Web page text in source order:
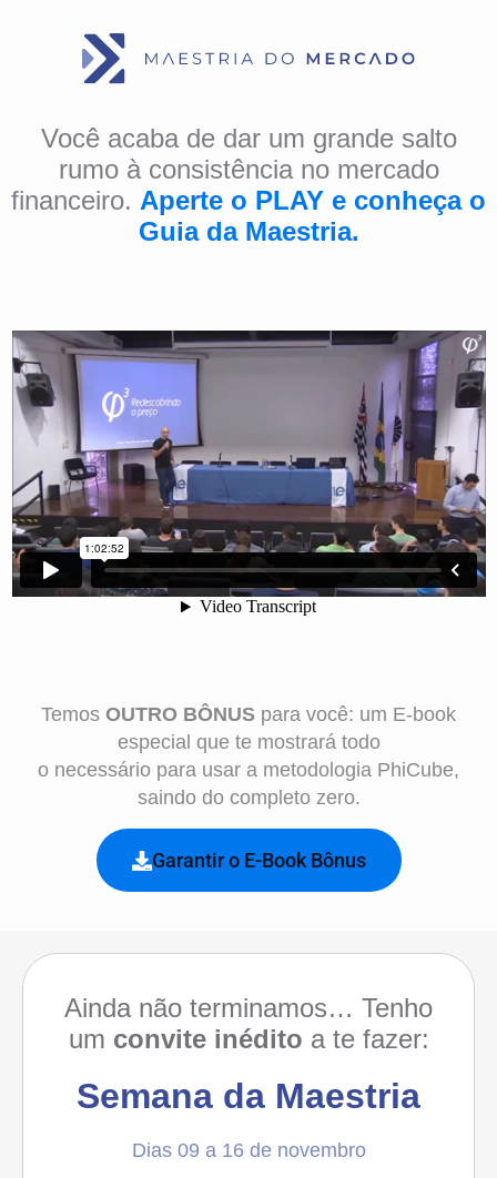
Você acaba de dar um grande salto
rumo à consistência no mercado
financeiro. Aperte o PLAY e conheça o
Guia da Maestria.
Temos OUTRO BÔNUS para você: um E-book
especial que te mostrará todo
o necessário para usar a metodologia PhiCube,
saindo do completo zero.
Garantir o E-Book Bônus
Ainda não terminamos… Tenho
um convite inédito a te fazer:
Semana da Maestria
Dias 09 a 16 de novembro